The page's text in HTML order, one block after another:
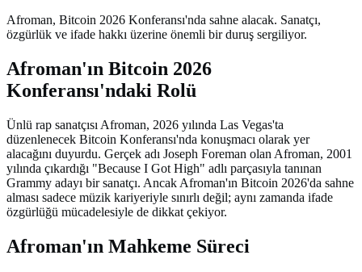
Afroman, Bitcoin 2026 Konferansı'nda sahne alacak. Sanatçı,
özgürlük ve ifade hakkı üzerine önemli bir duruş sergiliyor.
Afroman'ın Bitcoin 2026
Konferansı'ndaki Rolü
Ünlü rap sanatçısı Afroman, 2026 yılında Las Vegas'ta
düzenlenecek Bitcoin Konferansı'nda konuşmacı olarak yer
alacağını duyurdu. Gerçek adı Joseph Foreman olan Afroman, 2001
yılında çıkardığı "Because I Got High" adlı parçasıyla tanınan
Grammy adayı bir sanatçı. Ancak Afroman'ın Bitcoin 2026'da sahne
alması sadece müzik kariyeriyle sınırlı değil; aynı zamanda ifade
özgürlüğü mücadelesiyle de dikkat çekiyor.
Afroman'ın Mahkeme Süreci